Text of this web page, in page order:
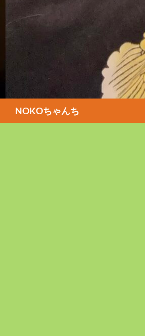
NOKOちゃんち